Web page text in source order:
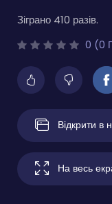
Зіграно 410 разів.
0 (0
Відкрити в
На весь